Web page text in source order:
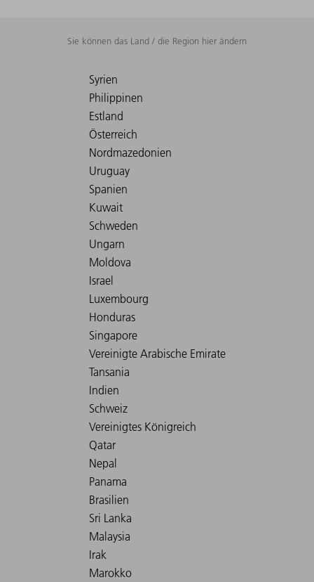
Sie können das Land / die Region hier ändern